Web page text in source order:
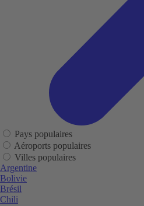
Pays populaires
Aéroports populaires
Villes populaires
Argentine
Bolivie
Brésil
Chili